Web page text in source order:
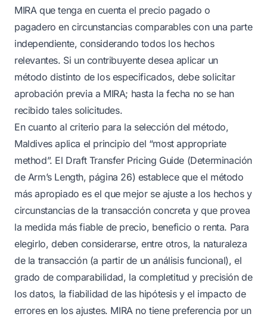
MIRA que tenga en cuenta el precio pagado o
pagadero en circunstancias comparables con una parte
independiente, considerando todos los hechos
relevantes. Si un contribuyente desea aplicar un
método distinto de los especificados, debe solicitar
aprobación previa a MIRA; hasta la fecha no se han
recibido tales solicitudes.
En cuanto al criterio para la selección del método,
Maldives aplica el principio del “most appropriate
method”. El Draft Transfer Pricing Guide (Determinación
de Arm’s Length, página 26) establece que el método
más apropiado es el que mejor se ajuste a los hechos y
circunstancias de la transacción concreta y que provea
la medida más fiable de precio, beneficio o renta. Para
elegirlo, deben considerarse, entre otros, la naturaleza
de la transacción (a partir de un análisis funcional), el
grado de comparabilidad, la completitud y precisión de
los datos, la fiabilidad de las hipótesis y el impacto de
errores en los ajustes. MIRA no tiene preferencia por un